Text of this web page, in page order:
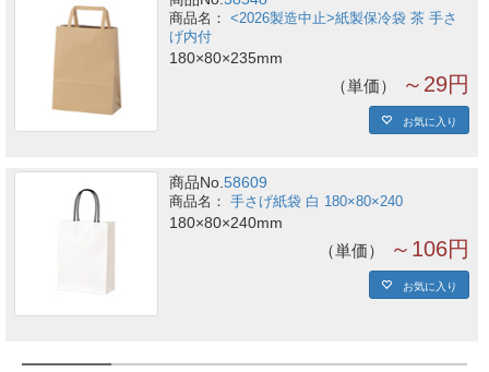
<2026製造中止>紙製保冷袋 茶 手さ
げ内付
180×80×235mm
単価 ～29円
お気に入り
商品No.58609
手さげ紙袋 白 180×80×240
180×80×240mm
単価 ～106円
お気に入り